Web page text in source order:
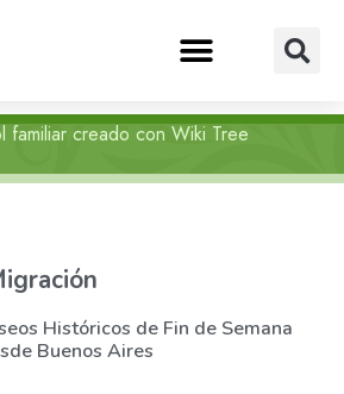
familiar creado con Wiki Tree
Históricos de Fin de Semana
Buenos Aires